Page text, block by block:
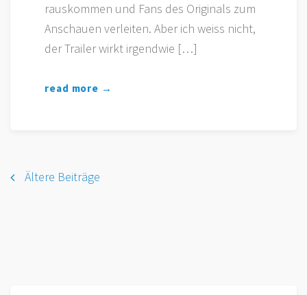
rauskommen und Fans des Originals zum
Anschauen verleiten. Aber ich weiss nicht,
der Trailer wirkt irgendwie […]
read more →
Beitragsnavigation
Ältere Beiträge